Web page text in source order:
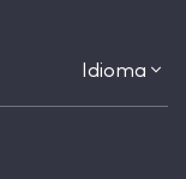
Idioma